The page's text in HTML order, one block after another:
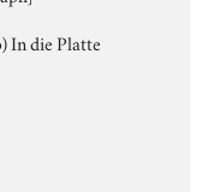
In die Platte